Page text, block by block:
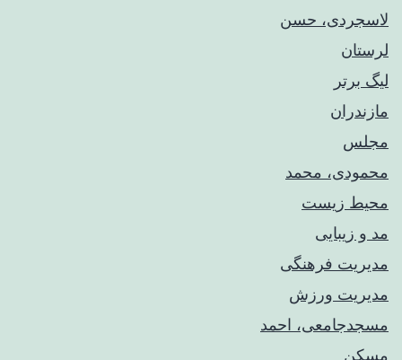
لاسجردی، حسن
لرستان
لیگ برتر
مازندران
مجلس
محمودی، محمد
محیط زیست
مد و زیبایی
مدیریت فرهنگی
مدیریت ورزش
مسجدجامعی، احمد
مسکن